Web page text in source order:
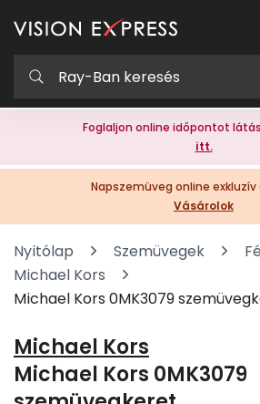
Foglaljon online időpontot
itt.
Napszemüveg online exkluzív
Vásárolok
Nyitólap Szemüvegek
Michael Kors
Michael Kors 0MK3079
Michael Kors
Michael Kors 0MK3079